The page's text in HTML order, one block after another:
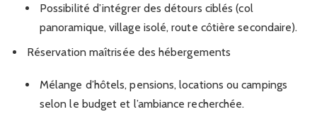
Possibilité d’intégrer des détours ciblés (col
panoramique, village isolé, route côtière secondaire).
Réservation maîtrisée des hébergements
Mélange d’hôtels, pensions, locations ou campings
selon le budget et l’ambiance recherchée.